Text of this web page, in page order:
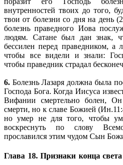
внутренностей твоих до того,
твои от болезни со дня на день
болезнь праведного Иова
людям. Сатане был дан знак,
бессилен перед праведником, а
чтобы все видели и знали:
чтобы праведник страдал
6. Болезнь Лазаря должна была
Господа Бога. Когда Иисуса
Вифании смертельно болен,
смерти, но к славе Божией
но умер не для того, чтобы
воскреснуть по слову
прославился этим чудом Сын
Глава 18. Признаки конца света